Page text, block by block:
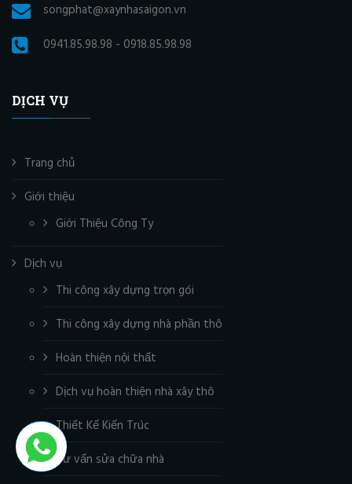
songphat@xaynhasaigon.vn
0941.85.98.98 - 0918.85.98.98
DỊCH VỤ
Trang chủ
Giới thiệu
Giới Thiệu Công Ty
Dịch vụ
Thi công xây dựng trọn gói
Thi công xây dựng nhà phần thô
Hoàn thiện nội thất
Dịch vụ hoàn thiện nhà xây thô
Thiết Kế Kiến Trúc
Tư vấn sửa chữa nhà